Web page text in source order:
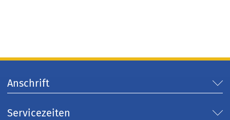
Anschrift
Servicezeiten